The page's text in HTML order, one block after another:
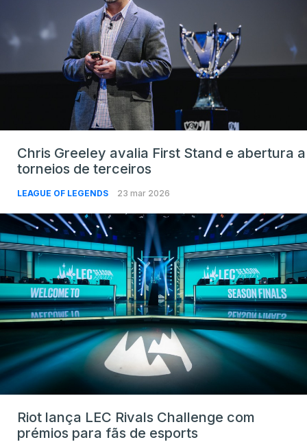
Chris Greeley avalia First Stand e abertura a
torneios de terceiros
LEAGUE OF LEGENDS 23 mar 2026
Riot lança LEC Rivals Challenge com
prémios para fãs de esports